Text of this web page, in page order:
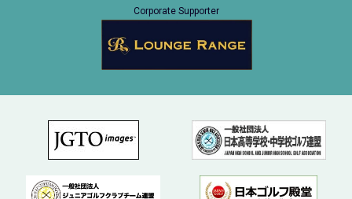
Corporate Supporter